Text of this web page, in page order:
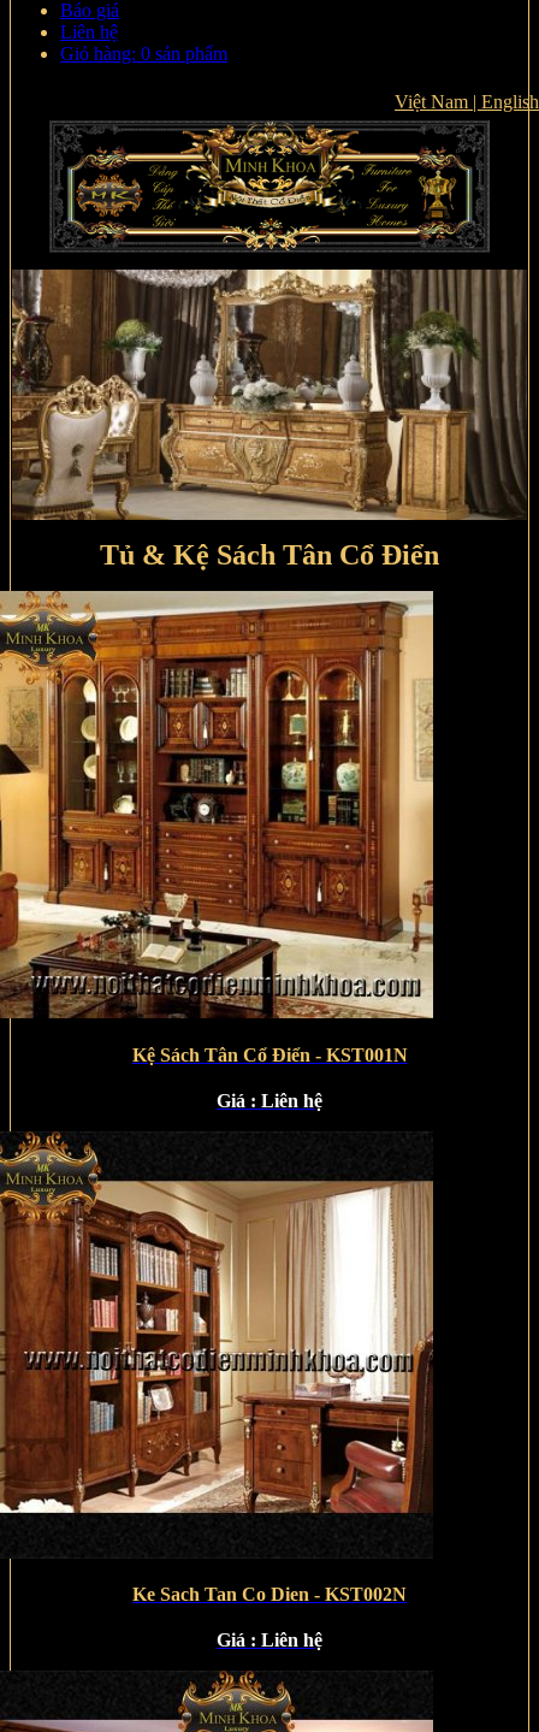
Báo giá
Liên hệ
Giỏ hàng: 0 sản phẩm
Việt Nam | English
Tủ & Kệ Sách Tân Cổ Điển
Kệ Sách Tân Cổ Điển - KST001N
Giá : Liên hệ
Ke Sach Tan Co Dien - KST002N
Giá : Liên hệ